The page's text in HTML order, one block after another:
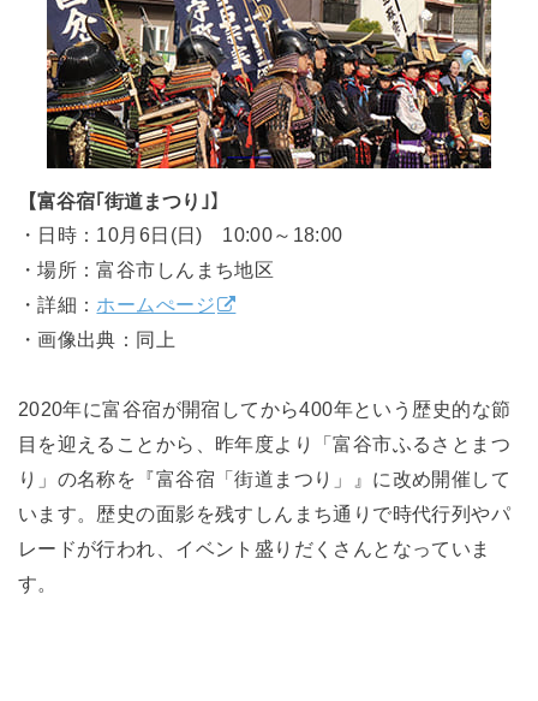
【富谷宿｢街道まつり｣】
・日時：10月6日(日) 10:00～18:00
・場所：富谷市しんまち地区
・詳細： ホームぺージ
・画像出典：同上
2020年に富谷宿が開宿してから400年という歴史的な節
目を迎えることから、昨年度より「富谷市ふるさとまつ
り」の名称を『富谷宿「街道まつり」』に改め開催して
います。歴史の面影を残すしんまち通りで時代行列やパ
レードが行われ、イベント盛りだくさんとなっていま
す。